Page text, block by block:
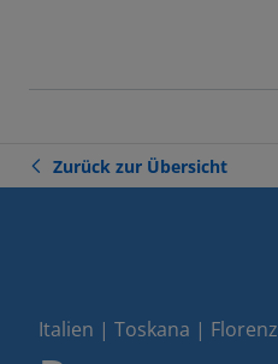
Zurück zur Übersicht
Italien | Toskana | Florenz